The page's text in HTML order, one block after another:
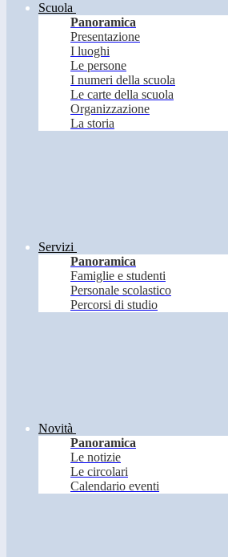
Scuola
Panoramica
Presentazione
I luoghi
Le persone
I numeri della scuola
Le carte della scuola
Organizzazione
La storia
Servizi
Panoramica
Famiglie e studenti
Personale scolastico
Percorsi di studio
Novità
Panoramica
Le notizie
Le circolari
Calendario eventi